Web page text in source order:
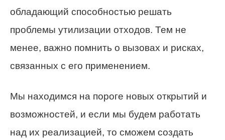
обладающий способностью решать
проблемы утилизации отходов. Тем не
менее, важно помнить о вызовах и рисках,
связанных с его применением.
Мы находимся на пороге новых открытий и
возможностей, и если мы будем работать
над их реализацией, то сможем создать